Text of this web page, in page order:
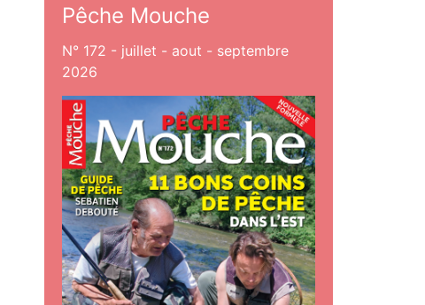
Pêche Mouche
N° 172 - juillet - aout - septembre
2026